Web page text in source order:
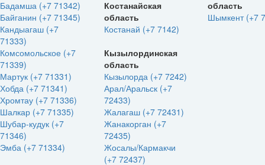
Бадамша (+7 71342)
Байганин (+7 71345)
Кандыагаш (+7
71333)
Комсомольское (+7
71339)
Мартук (+7 71331)
Хобда (+7 71341)
Хромтау (+7 71336)
Шалкар (+7 71335)
Шубар-кудук (+7
71346)
Эмба (+7 71334)
Костанайская
область
Костанай (+7 7142)
Кызылординская
область
Кызылорда (+7 7242)
Арал/Аральск (+7
72433)
Жалагаш (+7 72431)
Жанакорган (+7
72435)
Жосалы/Кармакчи
(+7 72437)
область
Шымкент (+7